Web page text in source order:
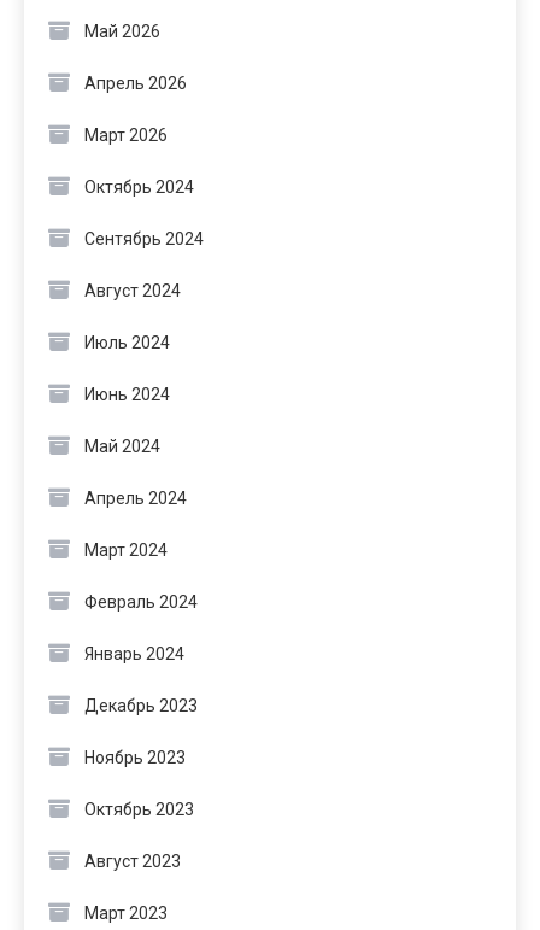
Май 2026
Апрель 2026
Март 2026
Октябрь 2024
Сентябрь 2024
Август 2024
Июль 2024
Июнь 2024
Май 2024
Апрель 2024
Март 2024
Февраль 2024
Январь 2024
Декабрь 2023
Ноябрь 2023
Октябрь 2023
Август 2023
Март 2023